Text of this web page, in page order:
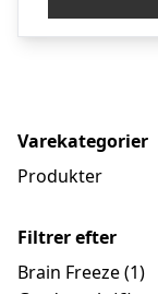
Varekategorier
Produkter
Filtrer efter
Brain Freeze(1)